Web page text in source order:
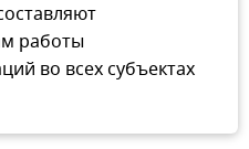
работы
во всех субъектах